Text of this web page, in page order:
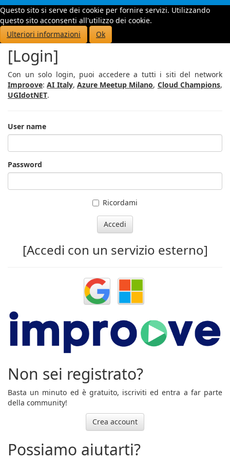
Questo sito si serve dei cookie per fornire servizi. Utilizzando
questo sito acconsenti all'utilizzo dei cookie.
Ulteriori informazioni
Ok
Toggle
[Login]
Con un solo login, puoi accedere a tutti i siti del network
Improove:AI Italy, Azure Meetup Milano, Cloud Champions,
UGIdotNET.
User name
Password
Ricordami
Accedi
[Accedi con un servizio esterno]
Non sei registrato?
Basta un minuto ed è gratuito, iscriviti ed entra a far parte
della community!
Crea account
Possiamo aiutarti?